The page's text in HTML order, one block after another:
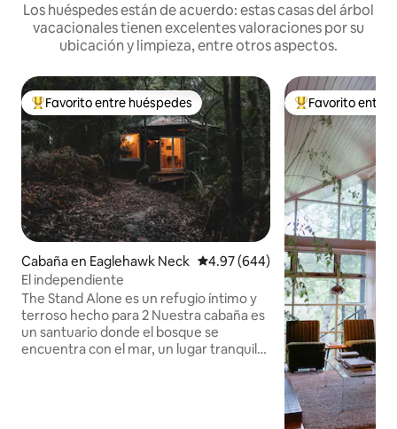
Los huéspedes están de acuerdo: estas casas del árbol
vacacionales tienen excelentes valoraciones por su
ubicación y limpieza, entre otros aspectos.
Favorito entre huéspedes preferido
Favorito entre huéspedes
Cabaña en Eaglehawk Neck Calificación promedio: 4.97 de
4.97 (644)
El independiente
The Stand Alone es un refugio íntimo y
terroso hecho para 2 Nuestra cabaña es
un santuario donde el bosque se
encuentra con el mar, un lugar tranquilo
Favorito entre
Favorito entre